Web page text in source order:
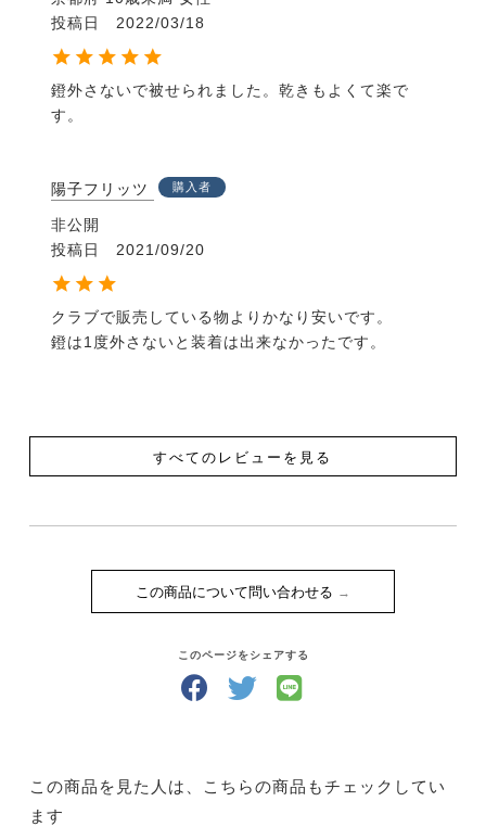
投稿日
2022/03/18
鐙外さないで被せられました。乾きもよくて楽で
す。
陽子フリッツ 購入者
非公開
投稿日
2021/09/20
クラブで販売している物よりかなり安いです。
鐙は1度外さないと装着は出来なかったです。
すべてのレビューを見る
この商品について問い合わせる
このページをシェアする
この商品を見た人は、こちらの商品もチェックしてい
ます